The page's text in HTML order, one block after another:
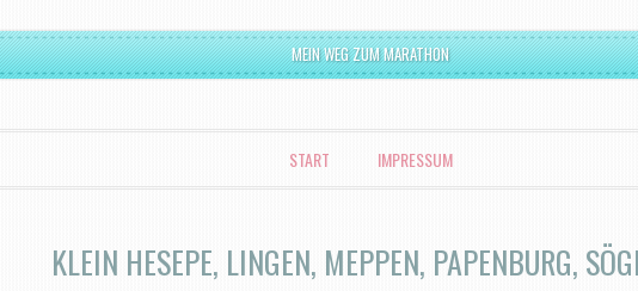
MEIN WEG ZUM MARATHON
START IMPRESSUM
KLEIN HESEPE, LINGEN, MEPPEN, PAPENBURG,